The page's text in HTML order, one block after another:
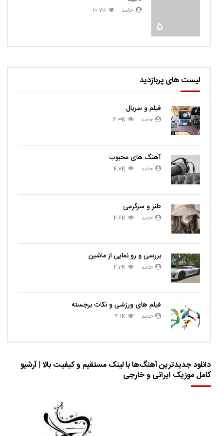
5
حامد 10.7K
لیست های پربازدید
فیلم و سریال
حامد 6.3K
آهنگ های محبوب
حامد 4.7K
طنز و سرگرمی
حامد 4.6K
بررسی و رو نمایی از ماشین
حامد 4.2K
فیلم های ورزشی و نکات برجسته
حامد 4.1K
دانلود جدیدترین آهنگ‌ها با لینک مستقیم و کیفیت بالا | آرشیو
کامل موزیک ایرانی و خارجی